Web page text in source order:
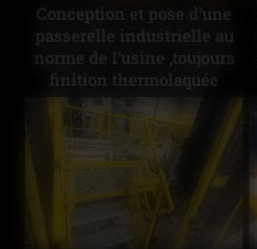
Conception et pose d’une
passerelle industrielle au
norme de l’usine ,toujours
finition thermolaquée
Secteur le havre.